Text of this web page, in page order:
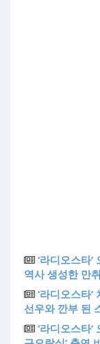
‘라디오스타
역사 생성한 만
‘라디오스타
선우와 깐부 된
‘라디오스타